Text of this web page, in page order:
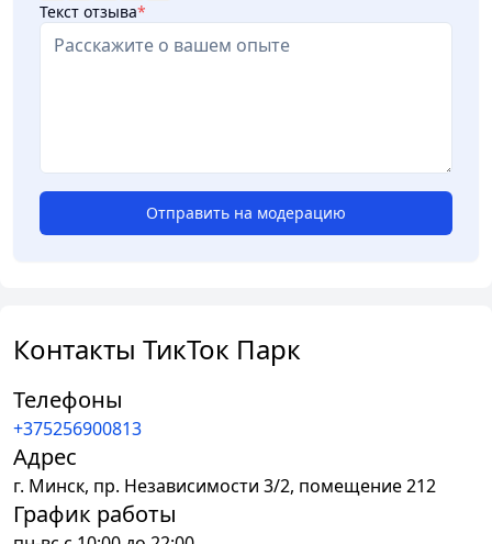
Текст отзыва*
Отправить на модерацию
Контакты ТикТок Парк
Телефоны
+375256900813
Адрес
г. Минск, пр. Независимости 3/2, помещение 212
График работы